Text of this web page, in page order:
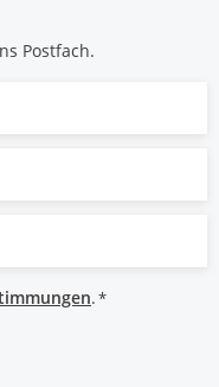
Postfach.
.*